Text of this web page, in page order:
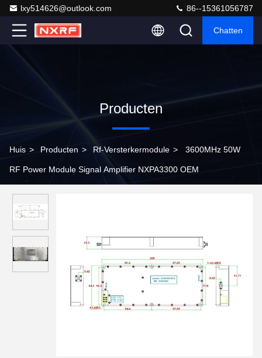
lxy514626@outlook.com 86--15361056787
Chatten
Producten
Huis > Producten > Rf-Versterkermodule > 3600MHz 50W
RF Power Module Signal Amplifier NXPA3300 OEM